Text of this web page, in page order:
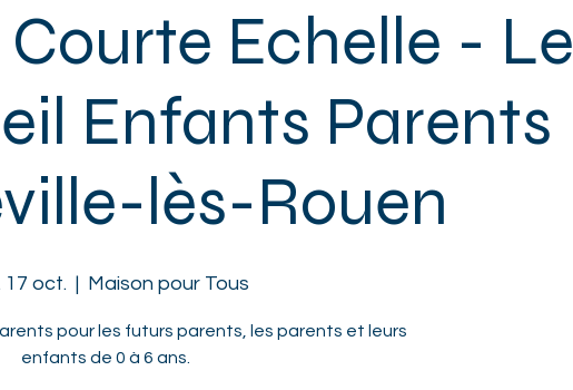
Echelle - Le
Enfants Parents
lès-Rouen
17 oct.
  |
Maison pour Tous
pour les futurs parents, les parents et leurs
enfants de 0 à 6 ans.